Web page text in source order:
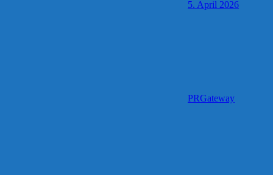
5. April 2026
PRGateway